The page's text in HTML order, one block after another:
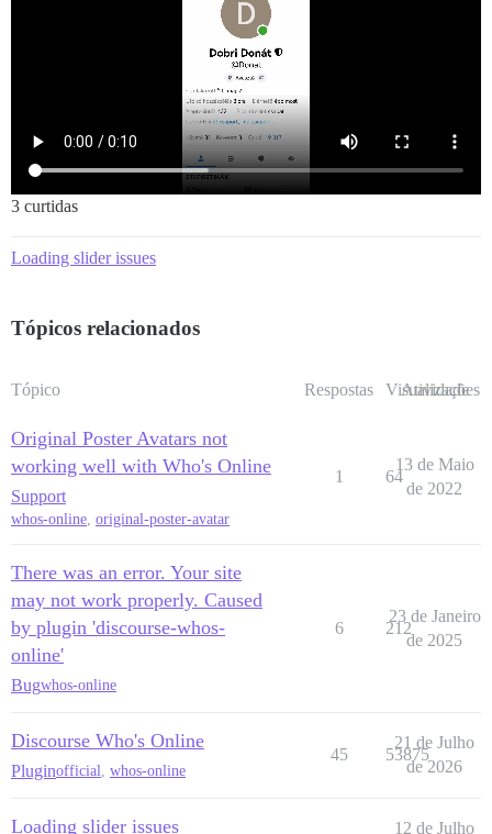
3 curtidas
Loading slider issues
Tópicos relacionados
Tópico Respostas Visualizações
Atividade
Original Poster Avatars not
working well with Who's Online
Support
whos-online original-poster-avatar
1 64
13 de Maio
de 2022
There was an error. Your site
may not work properly. Caused
by plugin 'discourse-whos-
online'
Bugwhos-online
6 212
23 de Janeiro
de 2025
Discourse Who's Online
Pluginofficial, whos-online
45 53875
21 de Julho
de 2026
Loading slider issues 12 de Julho